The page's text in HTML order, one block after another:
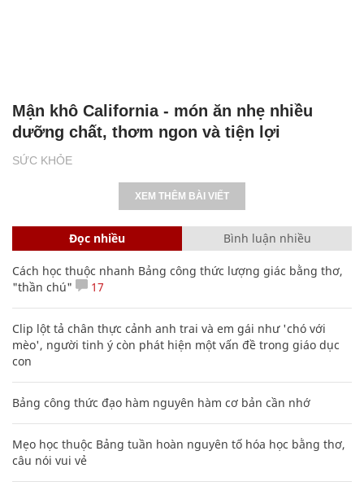
SỨC KHỎE
Mận khô California - món ăn nhẹ nhiều
dưỡng chất, thơm ngon và tiện lợi
XEM THÊM BÀI VIẾT
Đọc nhiều Bình luận nhiều
Cách học thuộc nhanh Bảng công thức lượng giác bằng thơ,
"thần chú"
17
Clip lột tả chân thực cảnh anh trai và em gái như 'chó với
mèo', người tinh ý còn phát hiện một vấn đề trong giáo dục
con
Bảng công thức đạo hàm nguyên hàm cơ bản cần nhớ
Mẹo học thuộc Bảng tuần hoàn nguyên tố hóa học bằng thơ,
câu nói vui vẻ